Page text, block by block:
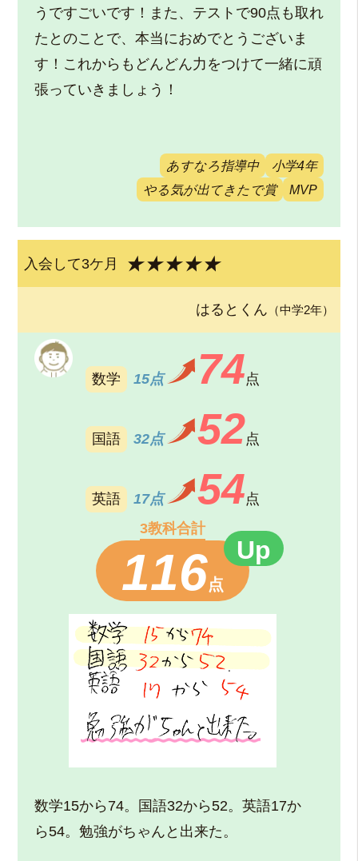
うですごいです！また、テストで90点も取れ
たとのことで、本当におめでとうございま
す！これからもどんどん力をつけて一緒に頑
張っていきましょう！
あすなろ指導中
小学4年
やる気が出てきたで賞
MVP
入会して3ケ月 ★★★★★
はるとくん （中学2年）
数学 15点 74点
国語 32点 52点
英語 17点 54点
3教科合計
116点
数学15から74。国語32から52。英語17か
ら54。勉強がちゃんと出来た。